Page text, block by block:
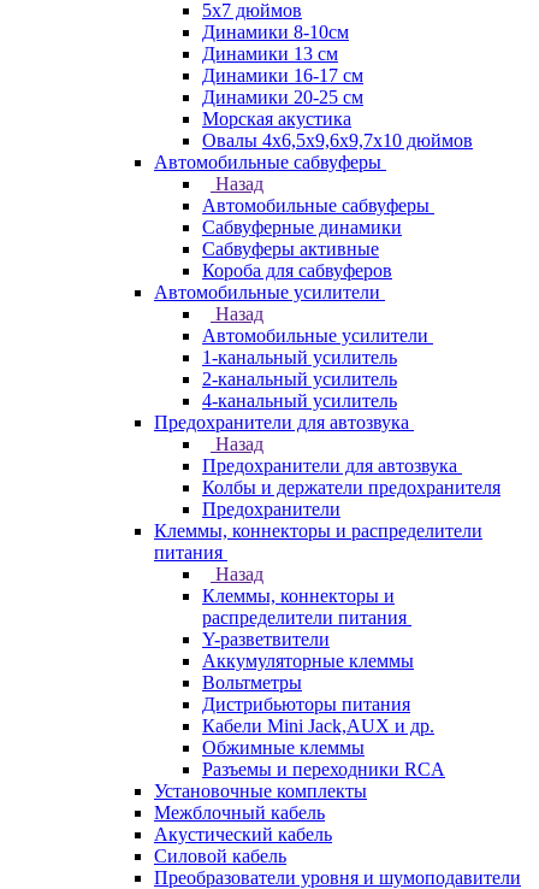
5x7 дюймов
Динамики 8-10см
Динамики 13 см
Динамики 16-17 см
Динамики 20-25 см
Морская акустика
Овалы 4х6,5х9,6x9,7х10 дюймов
Автомобильные сабвуферы
Назад
Автомобильные сабвуферы
Сабвуферные динамики
Сабвуферы активные
Короба для сабвуферов
Автомобильные усилители
Назад
Автомобильные усилители
1-канальный усилитель
2-канальный усилитель
4-канальный усилитель
Предохранители для автозвука
Назад
Предохранители для автозвука
Колбы и держатели предохранителя
Предохранители
Клеммы, коннекторы и распределители
питания
Назад
Клеммы, коннекторы и
распределители питания
Y-разветвители
Аккумуляторные клеммы
Вольтметры
Дистрибьюторы питания
Кабели Mini Jack,AUX и др.
Обжимные клеммы
Разъемы и переходники RCA
Установочные комплекты
Межблочный кабель
Акустический кабель
Силовой кабель
Преобразователи уровня и шумоподавители